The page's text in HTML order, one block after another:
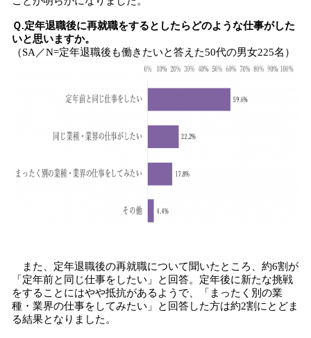
Ｑ.定年退職後に再就職をするとしたらどのような仕事がした
いと思いますか。
（SA／N=定年退職後も働きたいと答えた50代の男女225名）
また、定年退職後の再就職について聞いたところ、約6割が
「定年前と同じ仕事をしたい」と回答。定年後に新たな挑戦
をすることにはやや抵抗があるようで、「まったく別の業
種・業界の仕事をしてみたい」と回答した方は約2割にとどま
る結果となりました。